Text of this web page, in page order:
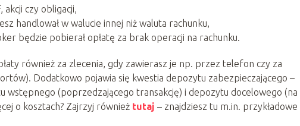
czy obligacji,
handlował w walucie innej niż waluta rachunku,
będzie pobierał opłatę za brak operacji na rachunku.
również za zlecenia, gdy zawierasz je np. przez telefon czy za
Dodatkowo pojawia się kwestia depozytu zabezpieczającego –
wstępnego (poprzedzającego transakcję) i depozytu docelowego (na
o kosztach? Zajrzyj również tutaj – znajdziesz tu m.in. przykładowe